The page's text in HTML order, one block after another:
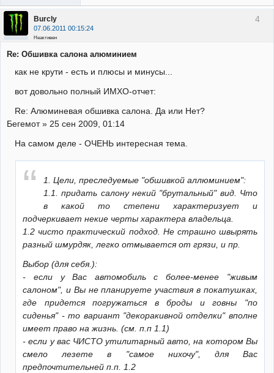
4
Burcly
07.06.2011 00:15:24
Неактивен
Re: Обшивка салона алюминием
как не крути - есть и плюсы и минусы...
вот довольно полный ИМХО-отчет:
Re: Алюминевая обшивка салона. Да или Нет?
Бегемот » 25 сен 2009, 01:14
На самом деле - ОЧЕНЬ интересная тема.
1. Цели, преследуемые "обшивкой аллюминием":
1.1. придать салону некий "брутальный" вид. Что
в какой то степени характеризует и
подчеркивает некие черты характера владельца.
1.2 чисто практический подход. Не страшно швырять
разный шмурдяк, легко отмывается от грязи, и пр.
Выбор (для себя.):
- если у Вас автомобиль с более-менее "живым
салоном", и Вы не планируете участвия в покатушках,
где придется погружаться в броды и говны "по
сиденья" - то вариант "декоракивной отделки" вполне
имеет право на жизнь. (см. п.п 1.1)
- если у вас ЧИСТО утилитарный авто, на котором Вы
смело лезете в "самое нихочу", для Вас
предпочтительней п.п. 1.2